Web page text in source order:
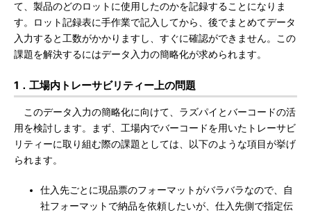
て、製品のどのロットに使用したのかを記録することになりま
す。ロット記録表に手作業で記入してから、後でまとめてデータ
入力すると工数がかかりますし、すぐに確認ができません。この
課題を解決するにはデータ入力の簡略化が求められます。
1．工場内トレーサビリティー上の問題
このデータ入力の簡略化に向けて、ラズパイとバーコードの活
用を検討します。まず、工場内でバーコードを用いたトレーサビ
リティーに取り組む際の課題としては、以下のような項目が挙げ
られます。
仕入先ごとに現品票のフォーマットがバラバラなので、自
社フォーマットで納品を依頼したいが、仕入先側で指定伝